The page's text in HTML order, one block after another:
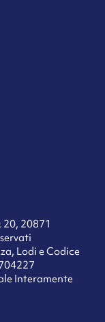
20871
Lodi e Codice
Interamente